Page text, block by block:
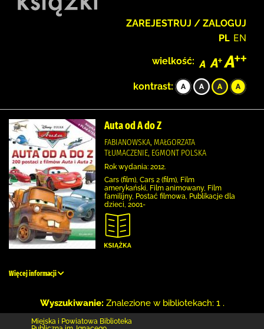
ZAREJESTRUJ / ZALOGUJ
PL EN
wielkość:
kontrast:
Auta od A do Z
FABIANOWSKA, MAŁGORZATA
TŁUMACZENIE, EGMONT POLSKA
Rok wydania: 2012.
Cars (film), Cars 2 (film), Film
amerykański, Film animowany, Film
familijny, Postać filmowa, Publikacje dla
dzieci, 2001-
Więcej informacji
Wyszukiwanie: Znalezione w bibliotekach: 1 .
Miejska i Powiatowa Biblioteka